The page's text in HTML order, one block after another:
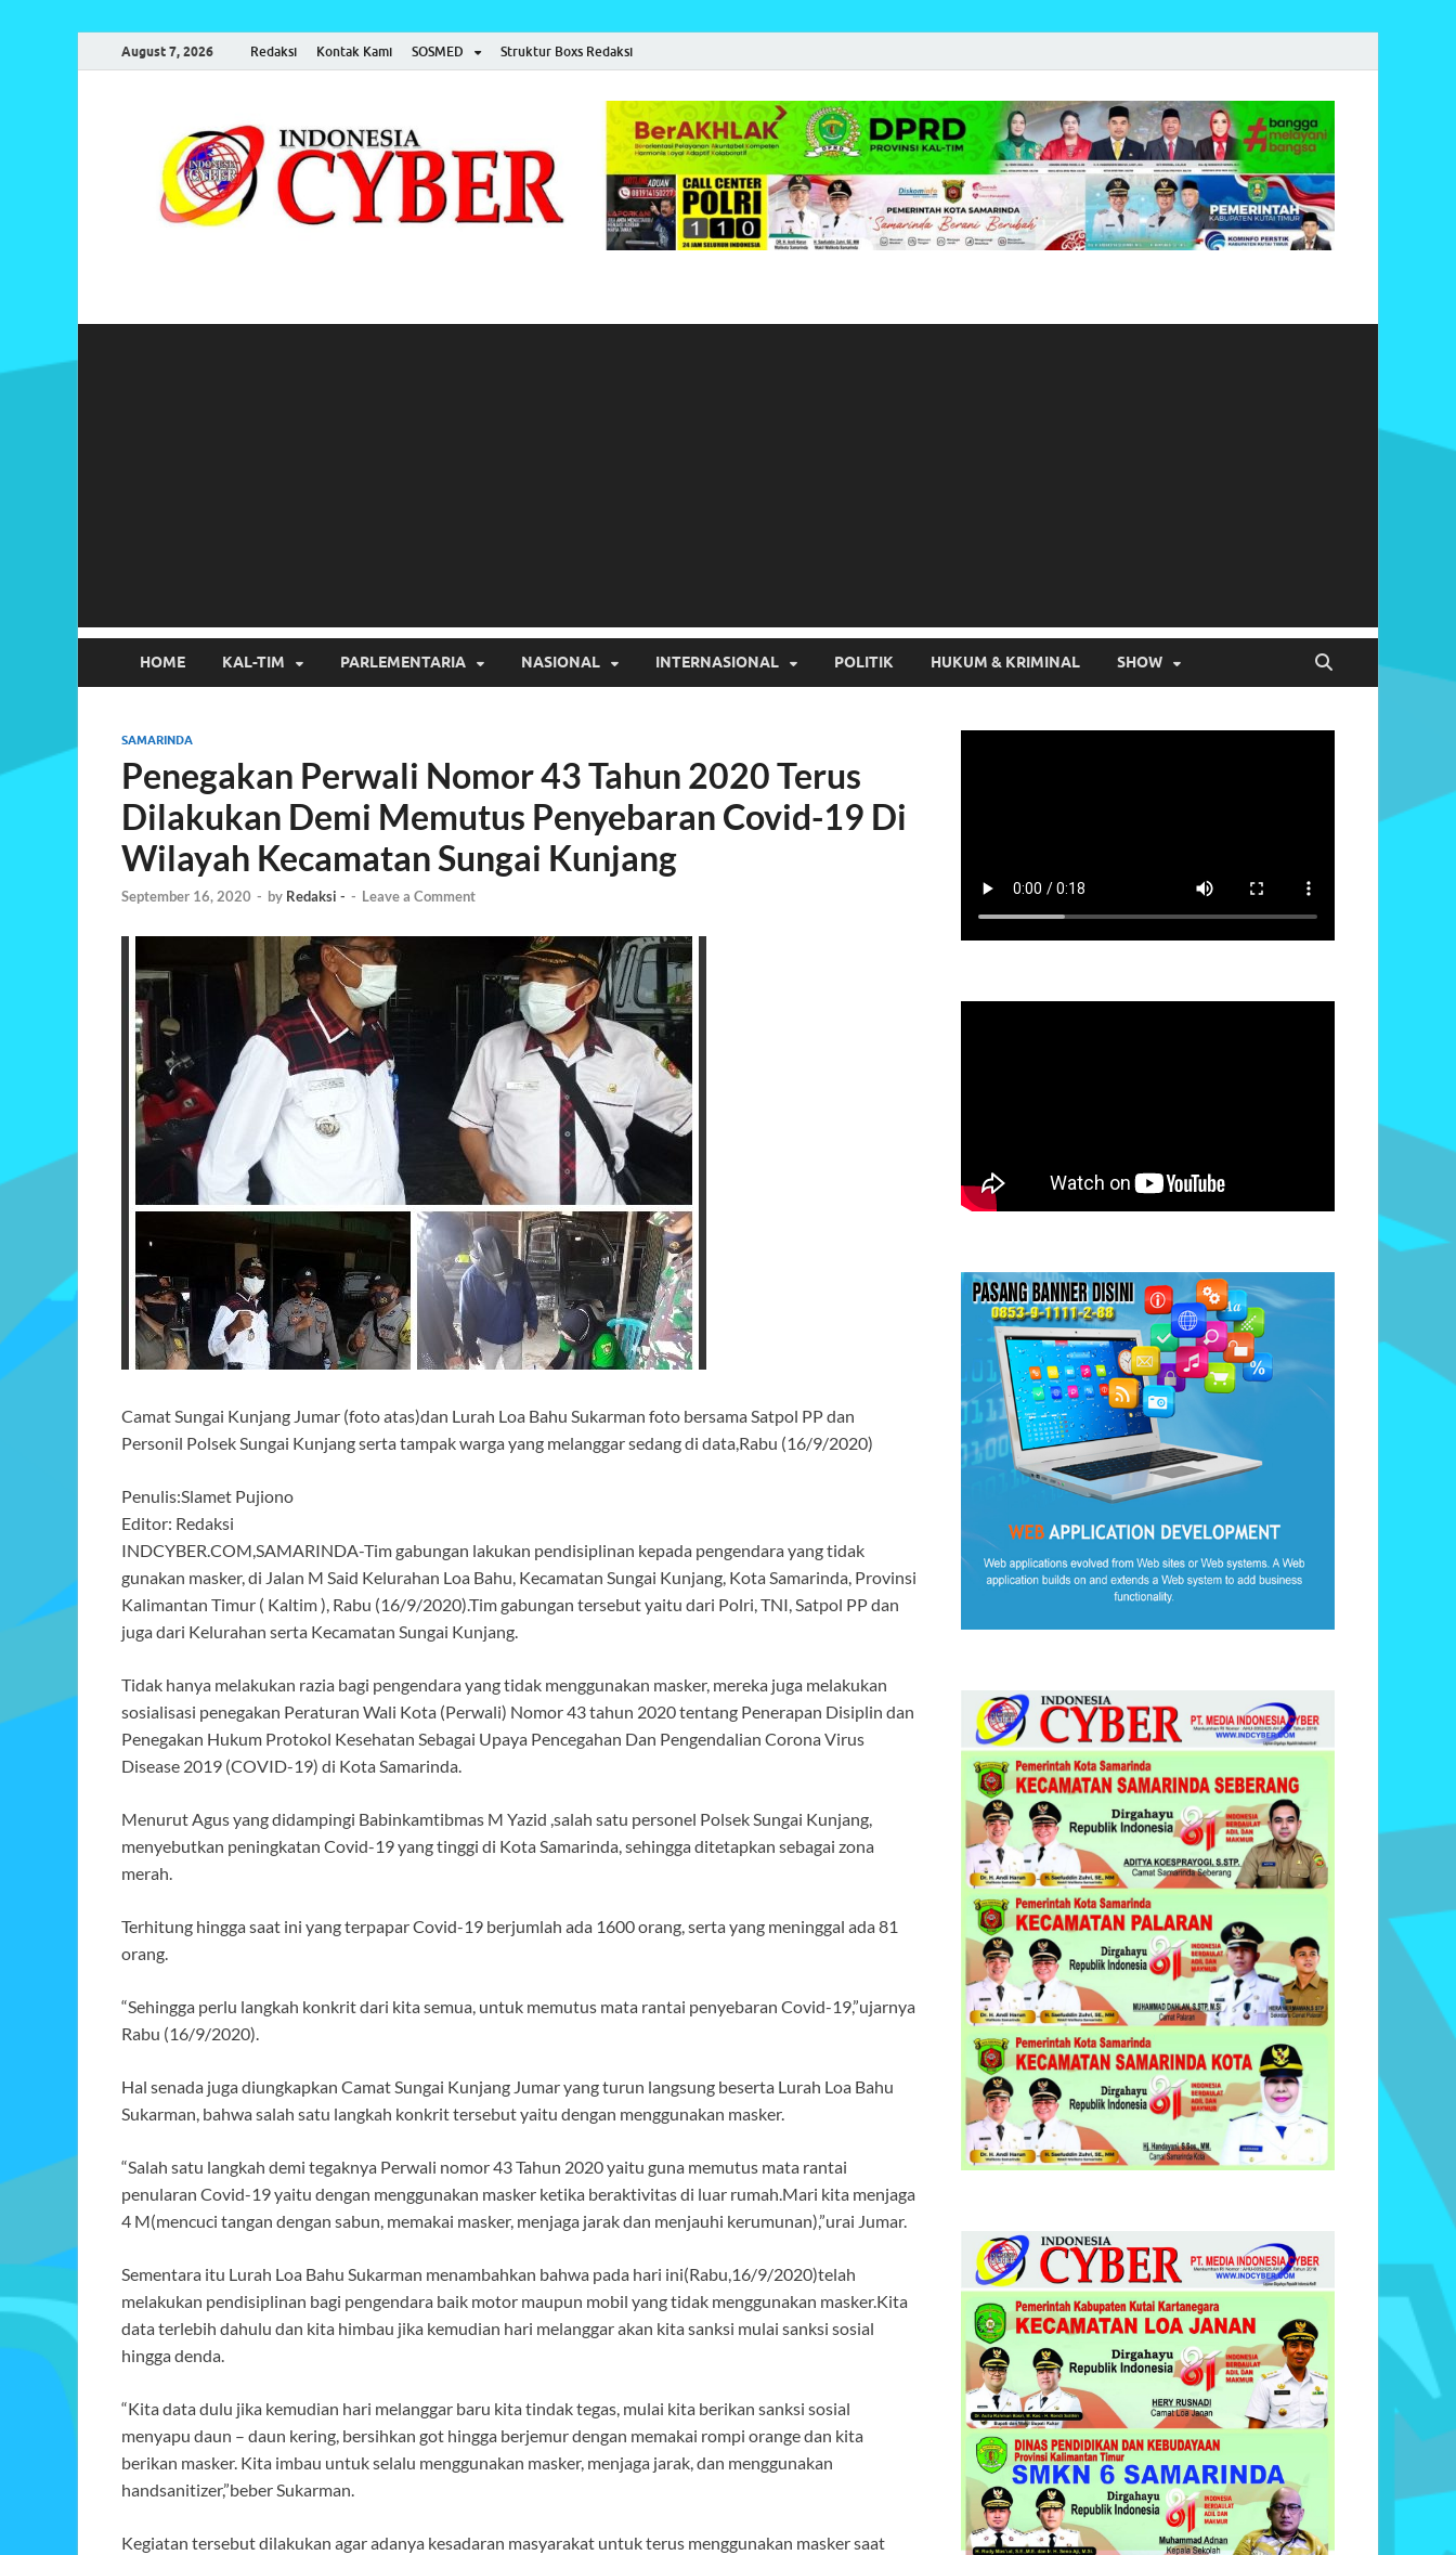
August 7, 2026 Redaksi Kontak Kami SOSMED Struktur Boxs Redaksi
HOME KAL-TIM PARLEMENTARIA NASIONAL INTERNASIONAL POLITIK HUKUM & KRIMINAL SHOW
SAMARINDA
Penegakan Perwali Nomor 43 Tahun 2020 Terus
Dilakukan Demi Memutus Penyebaran Covid-19 Di
Wilayah Kecamatan Sungai Kunjang
September 16, 2020 - by Redaksi - - Leave a Comment
Camat Sungai Kunjang Jumar (foto atas)dan Lurah Loa Bahu Sukarman foto bersama Satpol PP dan
Personil Polsek Sungai Kunjang serta tampak warga yang melanggar sedang di data,Rabu (16/9/2020)
Penulis:Slamet Pujiono
Editor: Redaksi
INDCYBER.COM,SAMARINDA-Tim gabungan lakukan pendisiplinan kepada pengendara yang tidak
gunakan masker, di Jalan M Said Kelurahan Loa Bahu, Kecamatan Sungai Kunjang, Kota Samarinda, Provinsi
Kalimantan Timur ( Kaltim ), Rabu (16/9/2020).Tim gabungan tersebut yaitu dari Polri, TNI, Satpol PP dan
juga dari Kelurahan serta Kecamatan Sungai Kunjang.
Tidak hanya melakukan razia bagi pengendara yang tidak menggunakan masker, mereka juga melakukan
sosialisasi penegakan Peraturan Wali Kota (Perwali) Nomor 43 tahun 2020 tentang Penerapan Disiplin dan
Penegakan Hukum Protokol Kesehatan Sebagai Upaya Pencegahan Dan Pengendalian Corona Virus
Disease 2019 (COVID-19) di Kota Samarinda.
Menurut Agus yang didampingi Babinkamtibmas M Yazid ,salah satu personel Polsek Sungai Kunjang,
menyebutkan peningkatan Covid-19 yang tinggi di Kota Samarinda, sehingga ditetapkan sebagai zona
merah.
Terhitung hingga saat ini yang terpapar Covid-19 berjumlah ada 1600 orang, serta yang meninggal ada 81
orang.
“Sehingga perlu langkah konkrit dari kita semua, untuk memutus mata rantai penyebaran Covid-19,”ujarnya
Rabu (16/9/2020).
Hal senada juga diungkapkan Camat Sungai Kunjang Jumar yang turun langsung beserta Lurah Loa Bahu
Sukarman, bahwa salah satu langkah konkrit tersebut yaitu dengan menggunakan masker.
“Salah satu langkah demi tegaknya Perwali nomor 43 Tahun 2020 yaitu guna memutus mata rantai
penularan Covid-19 yaitu dengan menggunakan masker ketika beraktivitas di luar rumah.Mari kita menjaga
4 M(mencuci tangan dengan sabun, memakai masker, menjaga jarak dan menjauhi kerumunan),”urai Jumar.
Sementara itu Lurah Loa Bahu Sukarman menambahkan bahwa pada hari ini(Rabu,16/9/2020)telah
melakukan pendisiplinan bagi pengendara baik motor maupun mobil yang tidak menggunakan masker.Kita
data terlebih dahulu dan kita himbau jika kemudian hari melanggar akan kita sanksi mulai sanksi sosial
hingga denda.
“Kita data dulu jika kemudian hari melanggar baru kita tindak tegas, mulai kita berikan sanksi sosial
menyapu daun – daun kering, bersihkan got hingga berjemur dengan memakai rompi orange dan kita
berikan masker. Kita imbau untuk selalu menggunakan masker, menjaga jarak, dan menggunakan
handsanitizer,”beber Sukarman.
Kegiatan tersebut dilakukan agar adanya kesadaran masyarakat untuk terus menggunakan masker saat